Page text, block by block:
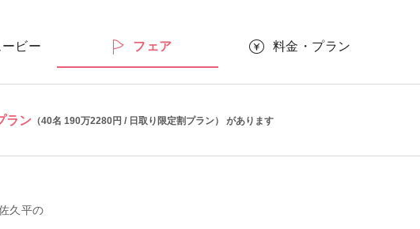
ビー フェア 料金・プラン
ラン （40名 190万2280円 / 日取り限定割プラン） があります
久平の